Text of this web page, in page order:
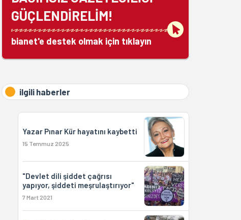
GÜÇLENDİRELİM!
bianet'e destek olmak için tıklayın
ilgili haberler
Yazar Pınar Kür hayatını kaybetti
15 Temmuz 2025
"Devlet dili şiddet çağrısı
yapıyor, şiddeti meşrulaştırıyor"
7 Mart 2021